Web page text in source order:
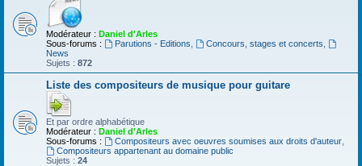
Modérateur : Daniel d'Arles
Sous-forums :
Parutions - Editions Concours, stages et concerts
News
Sujets : 872
Liste des compositeurs de musique pour guitare
Et par ordre alphabétique
Modérateur : Daniel d'Arles
Sous-forums :
Compositeurs avec oeuvres soumises aux droits d'auteur,
Compositeurs appartenant au domaine public
Sujets : 24